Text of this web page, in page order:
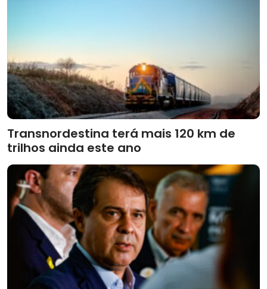
Transnordestina terá mais 120 km de
trilhos ainda este ano